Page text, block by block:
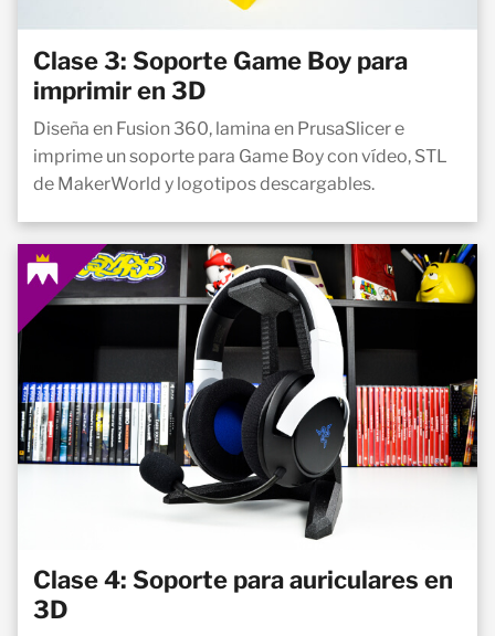
Clase 3: Soporte Game Boy para
imprimir en 3D
Diseña en Fusion 360, lamina en PrusaSlicer e
imprime un soporte para Game Boy con vídeo, STL
de MakerWorld y logotipos descargables.
Clase 4: Soporte para auriculares en
3D